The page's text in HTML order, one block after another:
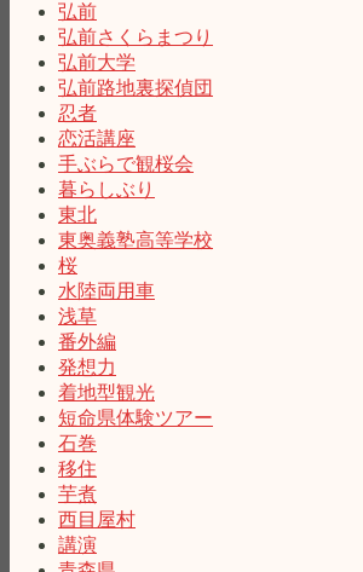
弘前
弘前さくらまつり
弘前大学
弘前路地裏探偵団
忍者
恋活講座
手ぶらで観桜会
暮らしぶり
東北
東奥義塾高等学校
桜
水陸両用車
浅草
番外編
発想力
着地型観光
短命県体験ツアー
石巻
移住
芋煮
西目屋村
講演